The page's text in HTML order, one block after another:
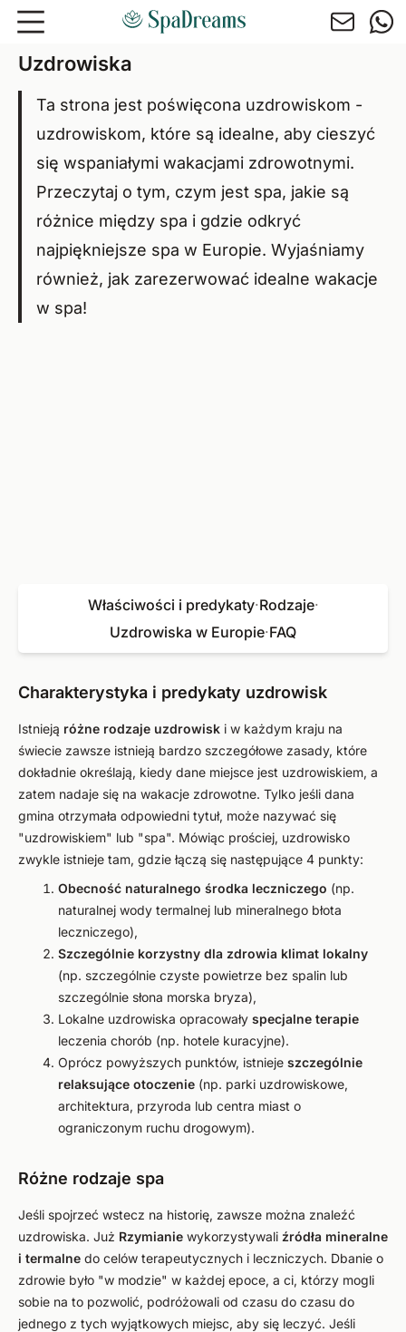
Przejdź do głównej treści
Uzdrowiska
Ta strona jest poświęcona uzdrowiskom -
uzdrowiskom, które są idealne, aby cieszyć
się wspaniałymi wakacjami zdrowotnymi.
Przeczytaj o tym, czym jest spa, jakie są
różnice między spa i gdzie odkryć
najpiękniejsze spa w Europie. Wyjaśniamy
również, jak zarezerwować idealne wakacje
w spa!
Właściwości i predykaty·Rodzaje·
Uzdrowiska w Europie·FAQ
Charakterystyka i predykaty uzdrowisk
Istnieją różne rodzaje uzdrowisk i w każdym kraju na
świecie zawsze istnieją bardzo szczegółowe zasady, które
dokładnie określają, kiedy dane miejsce jest uzdrowiskiem, a
zatem nadaje się na wakacje zdrowotne. Tylko jeśli dana
gmina otrzymała odpowiedni tytuł, może nazywać się
"uzdrowiskiem" lub "spa". Mówiąc prościej, uzdrowisko
zwykle istnieje tam, gdzie łączą się następujące 4 punkty:
Obecność naturalnego środka leczniczego (np.
naturalnej wody termalnej lub mineralnego błota
leczniczego),
Szczególnie korzystny dla zdrowia klimat lokalny
(np. szczególnie czyste powietrze bez spalin lub
szczególnie słona morska bryza),
Lokalne uzdrowiska opracowały specjalne terapie
leczenia chorób (np. hotele kuracyjne).
Oprócz powyższych punktów, istnieje szczególnie
relaksujące otoczenie (np. parki uzdrowiskowe,
architektura, przyroda lub centra miast o
ograniczonym ruchu drogowym).
Różne rodzaje spa
Jeśli spojrzeć wstecz na historię, zawsze można znaleźć
uzdrowiska. Już Rzymianie wykorzystywali źródła mineralne
i termalne do celów terapeutycznych i leczniczych. Dbanie o
zdrowie było "w modzie" w każdej epoce, a ci, którzy mogli
sobie na to pozwolić, podróżowali od czasu do czasu do
jednego z tych wyjątkowych miejsc, aby się leczyć. Jeśli